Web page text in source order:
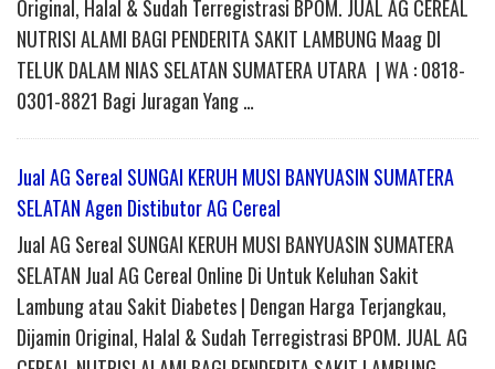
Original, Halal & Sudah Terregistrasi BPOM. JUAL AG CEREAL
NUTRISI ALAMI BAGI PENDERITA SAKIT LAMBUNG Maag DI
TELUK DALAM NIAS SELATAN SUMATERA UTARA | WA : 0818-
0301-8821 Bagi Juragan Yang …
Jual AG Sereal SUNGAI KERUH MUSI BANYUASIN SUMATERA
SELATAN Agen Distibutor AG Cereal
Jual AG Sereal SUNGAI KERUH MUSI BANYUASIN SUMATERA
SELATAN Jual AG Cereal Online Di Untuk Keluhan Sakit
Lambung atau Sakit Diabetes | Dengan Harga Terjangkau,
Dijamin Original, Halal & Sudah Terregistrasi BPOM. JUAL AG